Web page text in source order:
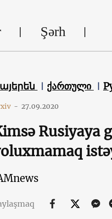
Şərh
ქართული
- 27.09.2020
Rusiyaya